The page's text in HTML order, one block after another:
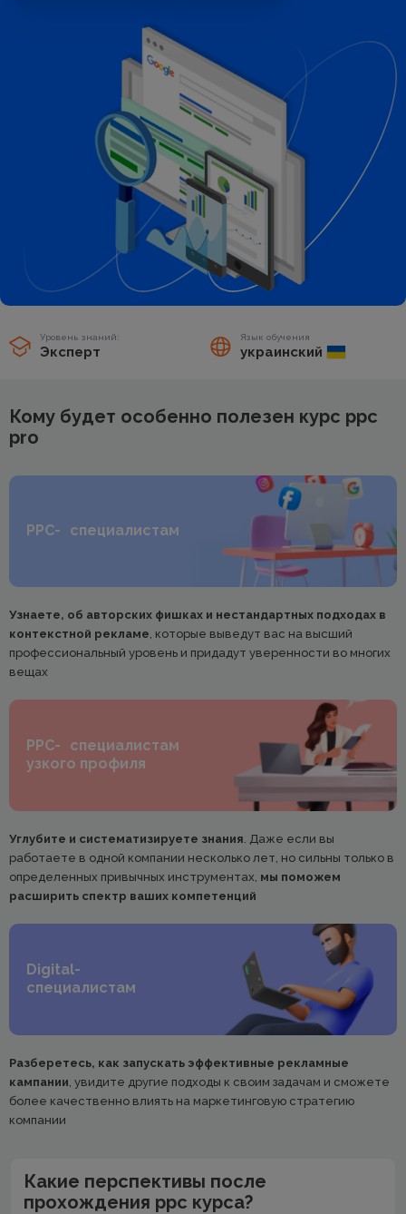
Уровень знаний:
Эксперт
Язык обучения
украинский
Кому будет особенно полезен курс ppc
pro
PPC- специалистам
Узнаете, об авторских фишках и нестандартных подходах в
контекстной рекламе , которые выведут вас на высший
профессиональный уровень и придадут уверенности во многих
вещах
PPC- специалистам
узкого профиля
Углубите и систематизируете знания . Даже если вы
работаете в одной компании несколько лет, но сильны только в
определенных привычных инструментах, мы поможем
расширить спектр ваших компетенций
Digital-
специалистам
Разберетесь, как запускать эффективные рекламные
кампании , увидите другие подходы к своим задачам и сможете
более качественно влиять на маркетинговую стратегию
компании
Какие перспективы после
прохождения ppc курса?